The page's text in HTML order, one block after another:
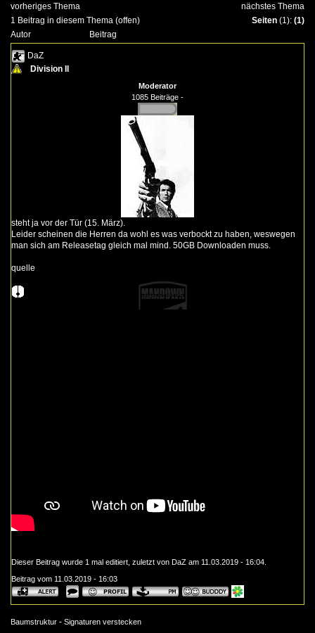
vorheriges Thema
nächstes Thema
1 Beitrag in diesem Thema (offen)
Seiten (1): (1)
Autor
Beitrag
DaZ
Division II
Moderator
1085 Beiträge -
steht ja vor der Tür (15. März).
Leider scheinen die Herren da wohl es was verbockt zu haben, weswegen
man sich am Releasetag gleich mal mind. 50GB Downloaden muss.
quelle
Dieser Beitrag wurde 1 mal editiert, zuletzt von DaZ am 11.03.2019 - 16:04.
Beitrag vom 11.03.2019 - 16:03
Baumstruktur - Signaturen verstecken